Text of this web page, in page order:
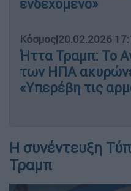
ενδεχόμενο»
Κόσμος|20.02.2026
Ήττα Τραμπ: Το
των ΗΠΑ
«Υπερέβη τις
Η συνέντευξη
Τραμπ